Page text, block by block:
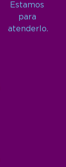
Estamos
para
atenderlo.